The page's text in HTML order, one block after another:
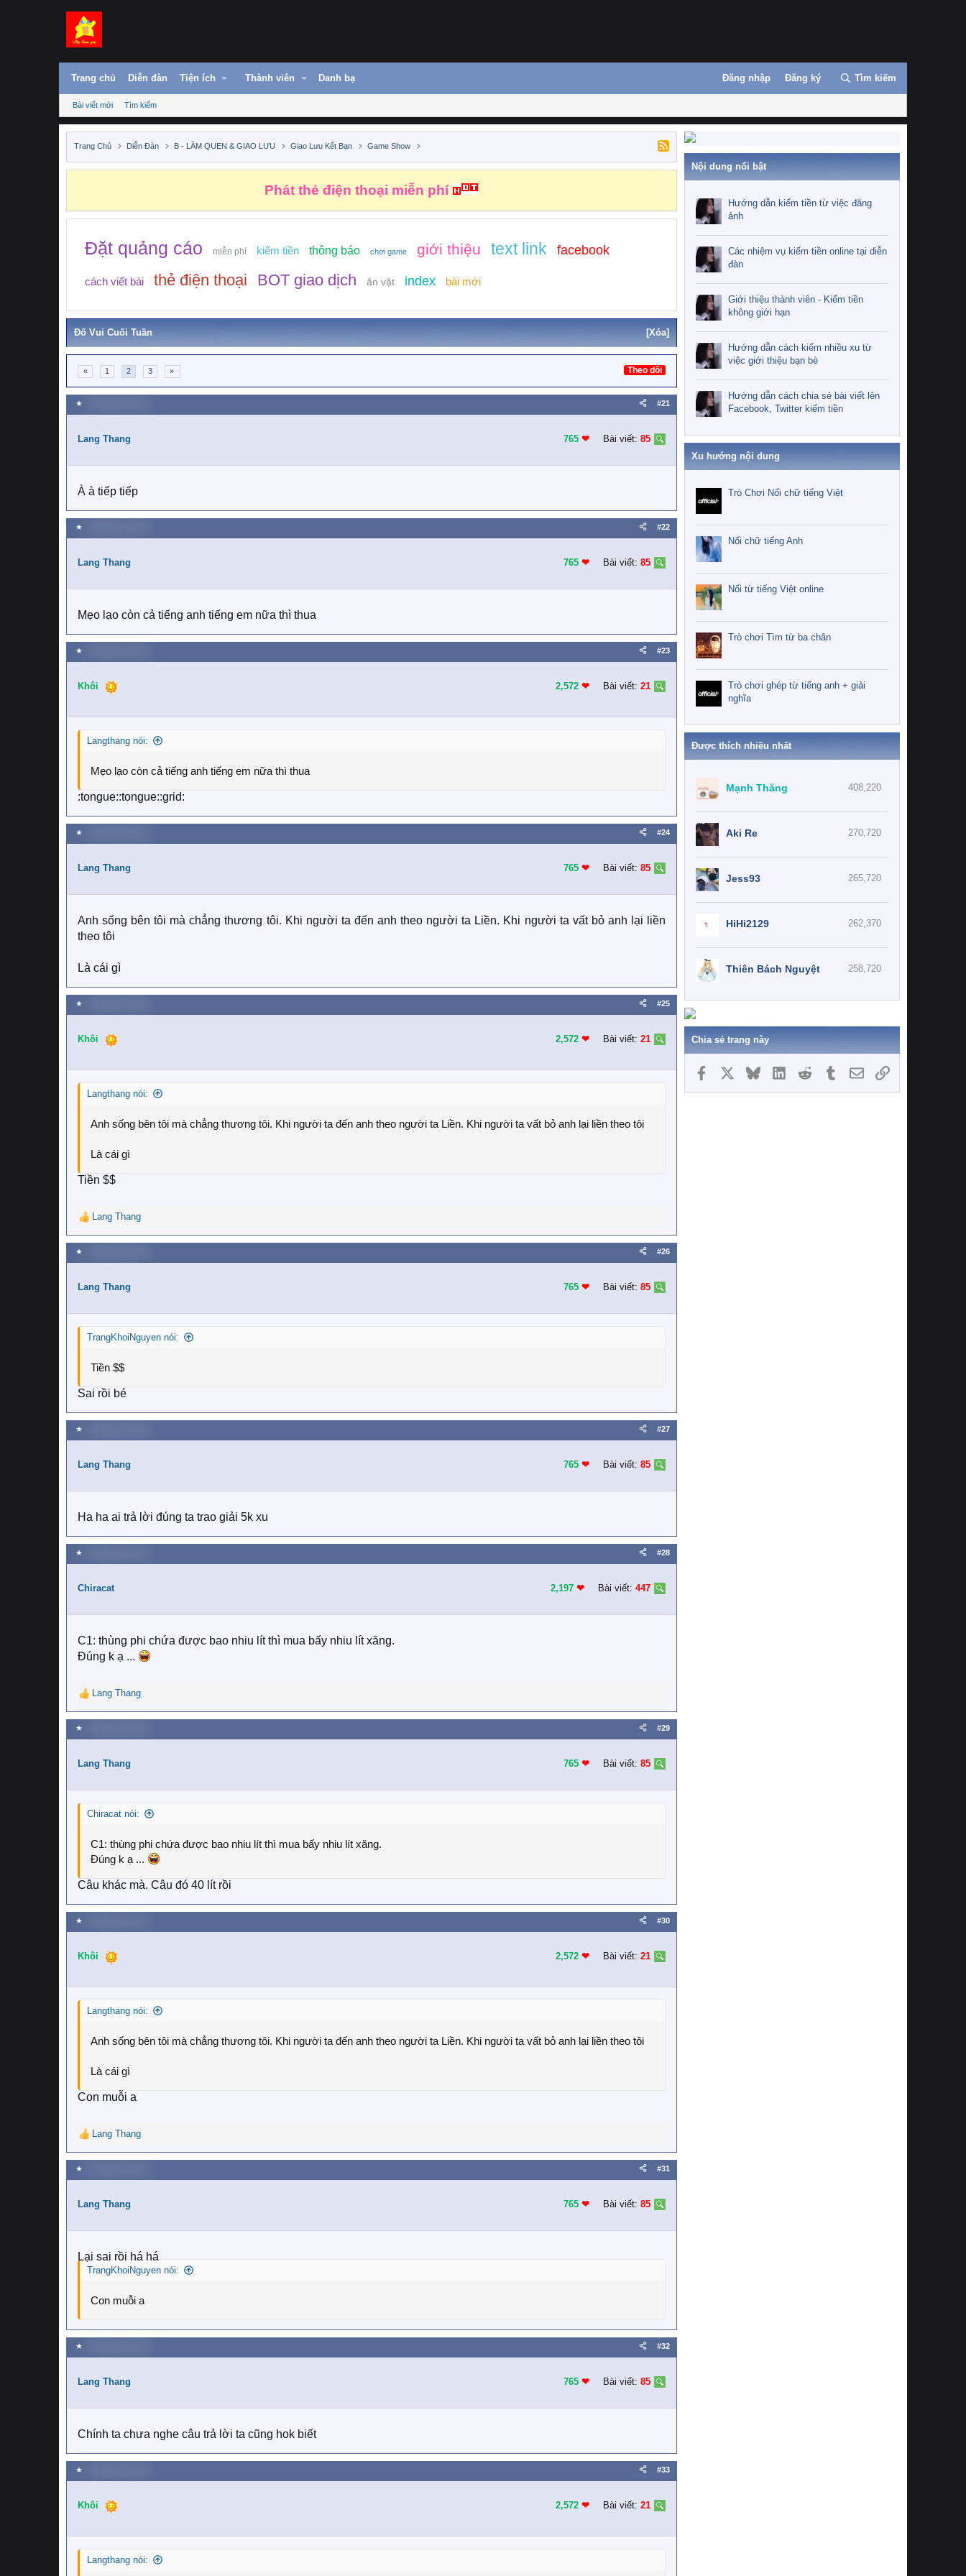
Trang chủ Diễn đàn Tiện ích Thành viên Danh bạ Đăng nhập Đăng ký Tìm kiếm
Bài viết mới Tìm kiếm
Trang Chủ Diễn Đàn B - LÀM QUEN & GIAO LƯU Giao Lưu Kết Bạn Game Show
Phát thẻ điện thoại miễn phí
Đặt quảng cáo miễn phí kiếm tiền thông báo chơi game giới thiệu text link facebook
cách viết bài thẻ điện thoại BOT giao dịch ăn vặt index bài mới
Đố Vui Cuối Tuần [Xóa]
« 1 2 3 » Theo dõi
★ #21
Lang Thang 765 ❤︎ Bài viết: 85
À à tiếp tiếp
★ #22
Lang Thang 765 ❤︎ Bài viết: 85
Mẹo lạo còn cả tiếng anh tiếng em nữa thì thua
★ #23
Khôi 2,572 ❤︎ Bài viết: 21
Langthang nói:
Mẹo lạo còn cả tiếng anh tiếng em nữa thì thua
:tongue::tongue::grid:
★ #24
Lang Thang 765 ❤︎ Bài viết: 85
Anh sống bên tôi mà chẳng thương tôi. Khi người ta đến anh theo người ta Liền. Khi người ta vất bỏ anh lại liền
theo tôi
Là cái gì
★ #25
Khôi 2,572 ❤︎ Bài viết: 21
Langthang nói:
Anh sống bên tôi mà chẳng thương tôi. Khi người ta đến anh theo người ta Liền. Khi người ta vất bỏ anh lại liền theo tôi
Là cái gì
Tiền $$
R
e
a
c
i
n
s
Lang Thang
★ #26
Lang Thang 765 ❤︎ Bài viết: 85
TrangKhoiNguyen nói:
Tiền $$
Sai rồi bé
★ #27
Lang Thang 765 ❤︎ Bài viết: 85
Ha ha ai trả lời đúng ta trao giải 5k xu
★ #28
Chiracat 2,197 ❤︎ Bài viết: 447
C1: thùng phi chứa được bao nhiu lít thì mua bấy nhiu lít xăng.
Đúng k ạ ...
R
e
a
c
i
n
s
Lang Thang
★ #29
Lang Thang 765 ❤︎ Bài viết: 85
Chiracat nói:
C1: thùng phi chứa được bao nhiu lít thì mua bấy nhiu lít xăng.
Đúng k ạ ...
Câu khác mà. Câu đó 40 lít rồi
★ #30
Khôi 2,572 ❤︎ Bài viết: 21
Langthang nói:
Anh sống bên tôi mà chẳng thương tôi. Khi người ta đến anh theo người ta Liền. Khi người ta vất bỏ anh lại liền theo tôi
Là cái gì
Con muỗi a
R
e
a
c
i
n
:
Lang Thang
★ #31
Lang Thang 765 ❤︎ Bài viết: 85
Lại sai rồi há há
TrangKhoiNguyen nói:
Con muỗi a
★ #32
Lang Thang 765 ❤︎ Bài viết: 85
Chính ta chưa nghe câu trả lời ta cũng hok biết
★ #33
Khôi 2,572 ❤︎ Bài viết: 21
Langthang nói:
Nội dung nổi bật
Hướng dẫn kiếm tiền từ việc đăng
ảnh
Các nhiệm vụ kiếm tiền online tại diễn
đàn
Giới thiệu thành viên - Kiếm tiền
không giới hạn
Hướng dẫn cách kiếm nhiều xu từ
việc giới thiệu bạn bè
Hướng dẫn cách chia sẻ bài viết lên
Facebook, Twitter kiếm tiền
Xu hướng nội dung
Trò Chơi Nối chữ tiếng Việt
Nối chữ tiếng Anh
Nối từ tiếng Việt online
Trò chơi Tìm từ ba chân
Trò chơi ghép từ tiếng anh + giải
nghĩa
Được thích nhiều nhất
408,220
Mạnh Thăng
270,720
Aki Re
265,720
Jess93
262,370
HiHi2129
258,720
Thiên Bách Nguyệt
Chia sẻ trang này
Facebook BlueskyLinkedInReddit TumblrEmailLink